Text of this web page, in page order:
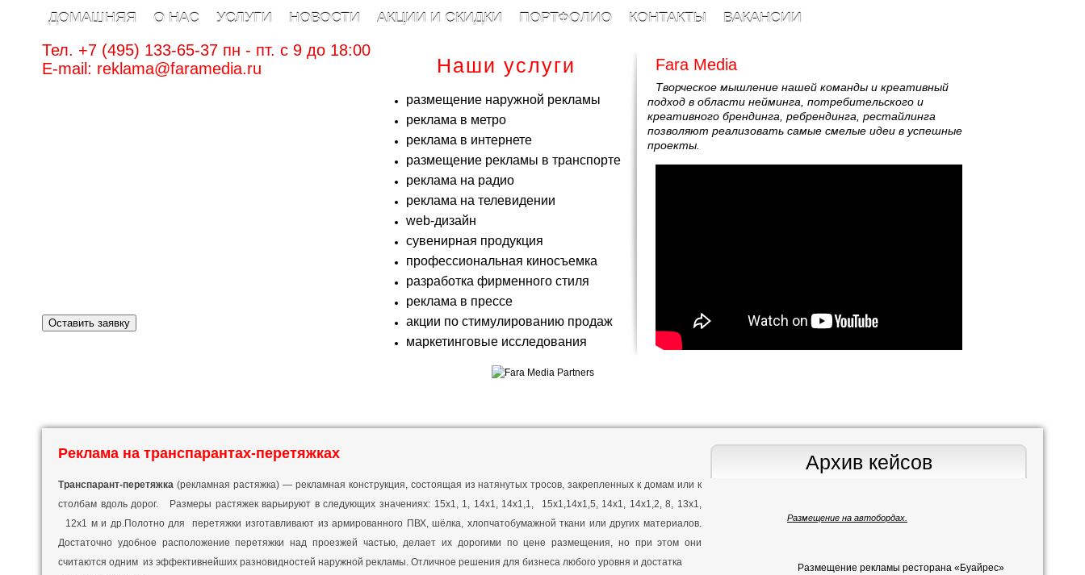
ДОМАШНЯЯ О НАС УСЛУГИ НОВОСТИ АКЦИИ И СКИДКИ ПОРТФОЛИО КОНТАКТЫ ВАКАНСИИ
Тел. +7 (495) 133-65-37 пн - пт. c 9 до 18:00
E-mail: reklama@faramedia.ru
Оставить заявку
Наши услуги
размещение наружной рекламы
реклама в метро
реклама в интернете
размещение рекламы в транспорте
реклама на радио
реклама на телевидении
web-дизайн
сувенирная продукция
профессиональная киносъемка
разработка фирменного стиля
реклама в прессе
акции по стимулированию продаж
маркетинговые исследования
Fara Media
Творческое мышление нашей команды и креативный
подход в области нейминга, потребительского и
креативного брендинга, ребрендинга, рестайлинга
позволяют реализовать самые смелые идеи в успешные
проекты.
Архив кейсов
Размещение на автобордах.
Размещение рекламы ресторана «Буайрес»
Реклама на транспарантах-перетяжках
Транспарант-перетяжка (рекламная растяжка) — рекламная конструкция, состоящая из натянутых тросов, закрепленных к домам или к
столбам вдоль дорог. Размеры растяжек варьируют в следующих значениях: 15х1, 1, 14х1, 14х1,1, 15х1,14х1,5, 14х1, 14х1,2, 8, 13х1,
12х1 м и др.Полотно для перетяжки изготавливают из армированного ПВХ, шёлка, хлопчатобумажной ткани или других материалов.
Достаточно удобное расположение перетяжки над проезжей частью, делает их дорогими по цене размещения, но при этом они
считаются одним из эффективнейших разновидностей наружной рекламы. Отличное решения для бизнеса любого уровня и достатка